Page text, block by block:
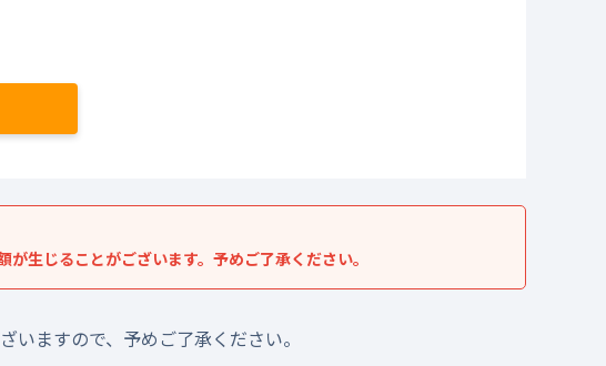
生じることがございます。予めご了承ください。
ますので、予めご了承ください。